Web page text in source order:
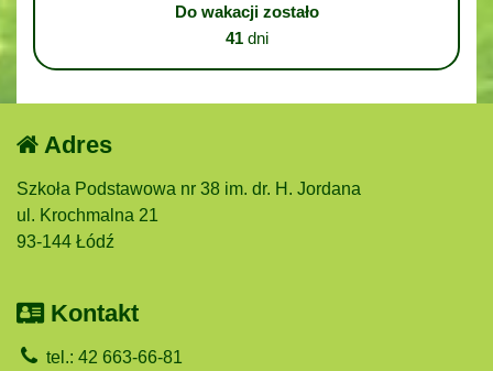
Do wakacji zostało
41dni
Adres
Szkoła Podstawowa nr 38 im. dr. H. Jordana
ul. Krochmalna 21
93-144 Łódź
Kontakt
tel.: 42 663-66-81